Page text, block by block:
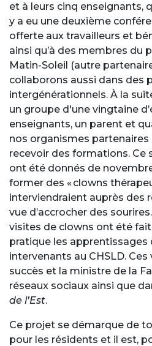
et à leurs cinq enseignants,
y a eu une deuxième
offerte aux travailleurs et
ainsi qu’à des membres du
Matin-Soleil (autre
collaborons aussi dans des
intergénérationnels. À la
un groupe d'une vingtaine
enseignants, un parent et
nos organismes
recevoir des formations. Ce
ont été donnés de
former des « clowns
interviendraient auprès des
vue d’accrocher des
visites de clowns ont été
pratique les apprentissages
intervenants au CHSLD.
succès et la ministre de la
réseaux sociaux ainsi que
de l’Est.
Ce projet se démarque de
pour les résidents et il est,